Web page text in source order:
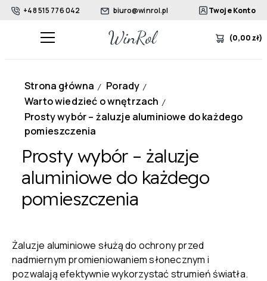
+48 515 776 042 biuro@winrol.pl Twoje Konto
(0,00zł)
Strona główna / Porady /
Warto wiedzieć o wnętrzach /
Prosty wybór – żaluzje aluminiowe do każdego
pomieszczenia
Prosty wybór – żaluzje
aluminiowe do każdego
pomieszczenia
Żaluzje aluminiowe służą do ochrony przed
nadmiernym promieniowaniem słonecznym i
pozwalają efektywnie wykorzystać strumień światła.